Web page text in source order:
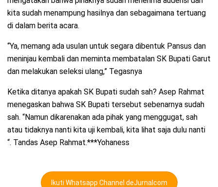
kita sudah menampung hasilnya dan sebagaimana tertuang
di dalam berita acara.
“Ya, memang ada usulan untuk segara dibentuk Pansus dan
meninjau kembali dan meminta membatalan SK Bupati Garut
dan melakukan seleksi ulang,” Tegasnya
Ketika ditanya apakah SK Bupati sudah sah? Asep Rahmat
menegaskan bahwa SK Bupati tersebut sebenarnya sudah
sah. “Namun dikarenakan ada pihak yang menggugat, sah
atau tidaknya nanti kita uji kembali, kita lihat saja dulu nanti
“. Tandas Asep Rahmat.***Yohaness
Ikuti Whatsapp Channel deJurnalcom